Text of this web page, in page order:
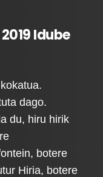
Idube
dago.
du, hiru hirik
botere
Hiria, botere